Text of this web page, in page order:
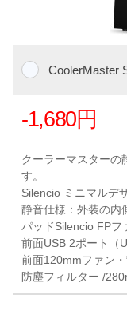
CoolerMaster
-1,680円
クーラーマスターの
す。
Silencio ミニマルデ
静音仕様：外装の内
パッドSilencio FPフ
前面USB 2ポート（
前面120mmファン
防塵フィルター /